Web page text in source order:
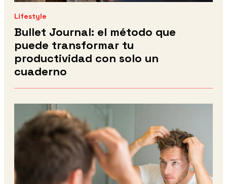
Lifestyle
Bullet Journal: el método que
puede transformar tu
productividad con solo un
cuaderno